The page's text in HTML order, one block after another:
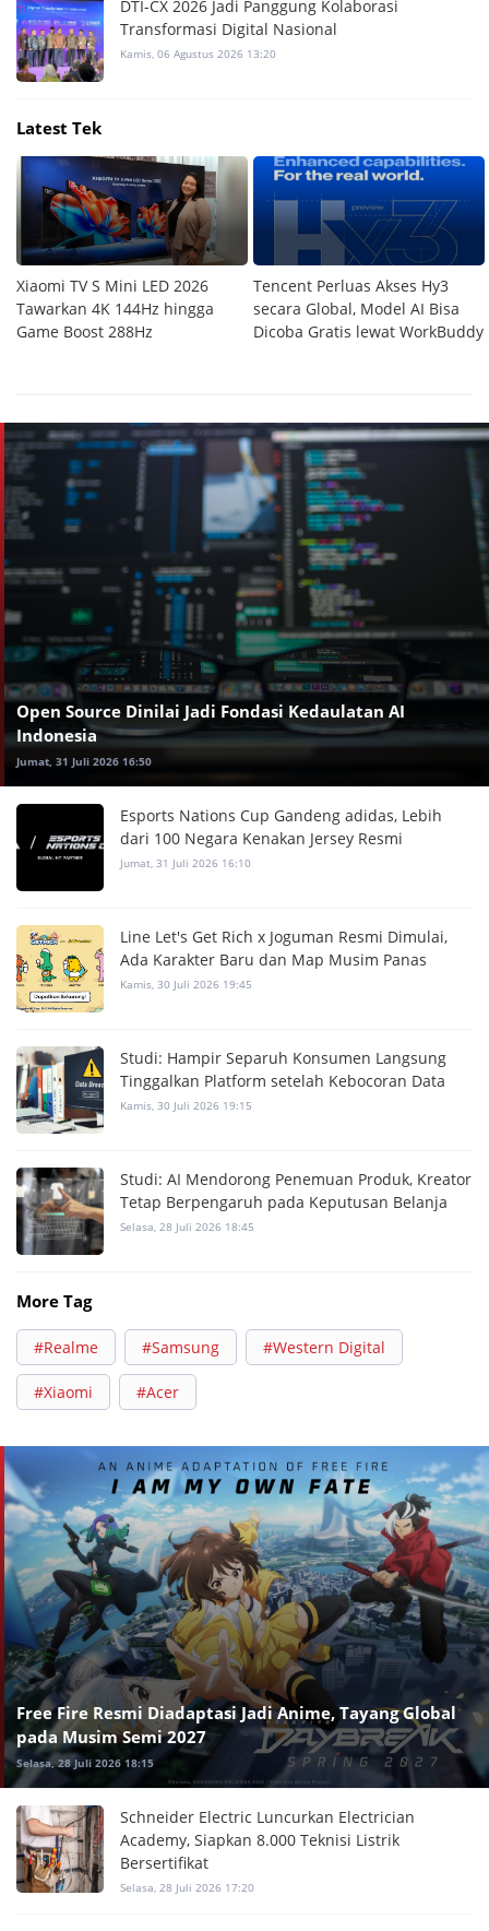
DTI-CX 2026 Jadi Panggung Kolaborasi
Transformasi Digital Nasional
Kamis, 06 Agustus 2026 13:20
Latest Tek
Xiaomi TV S Mini LED 2026
Tawarkan 4K 144Hz hingga
Game Boost 288Hz
Tencent Perluas Akses Hy3
secara Global, Model AI Bisa
Dicoba Gratis lewat WorkBuddy
Open Source Dinilai Jadi Fondasi Kedaulatan AI
Indonesia
Jumat, 31 Juli 2026 16:50
Esports Nations Cup Gandeng adidas, Lebih
dari 100 Negara Kenakan Jersey Resmi
Jumat, 31 Juli 2026 16:10
Line Let's Get Rich x Joguman Resmi Dimulai,
Ada Karakter Baru dan Map Musim Panas
Kamis, 30 Juli 2026 19:45
Studi: Hampir Separuh Konsumen Langsung
Tinggalkan Platform setelah Kebocoran Data
Kamis, 30 Juli 2026 19:15
Studi: AI Mendorong Penemuan Produk, Kreator
Tetap Berpengaruh pada Keputusan Belanja
Selasa, 28 Juli 2026 18:45
More Tag
#Realme #Samsung #Western Digital
#Xiaomi #Acer
Free Fire Resmi Diadaptasi Jadi Anime, Tayang Global
pada Musim Semi 2027
Selasa, 28 Juli 2026 18:15
Schneider Electric Luncurkan Electrician
Academy, Siapkan 8.000 Teknisi Listrik
Bersertifikat
Selasa, 28 Juli 2026 17:20